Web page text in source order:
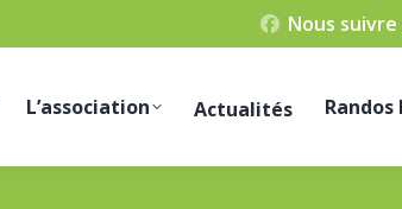
Nous
L’association Actualités Randos